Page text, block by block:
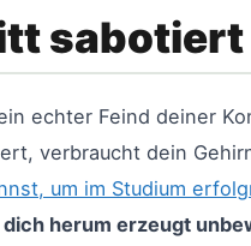
sabotiert
echter Feind deiner
verbraucht dein
um im Studium
dich herum erzeugt